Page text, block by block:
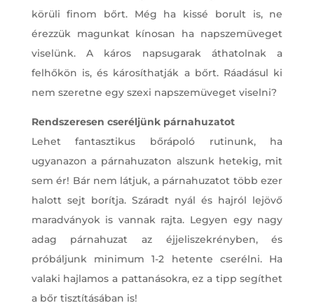
körüli finom bőrt. Még ha kissé borult is, ne
érezzük magunkat kínosan ha napszemüveget
viselünk. A káros napsugarak áthatolnak a
felhőkön is, és károsíthatják a bőrt. Ráadásul ki
nem szeretne egy szexi napszemüveget viselni?
Rendszeresen cseréljünk párnahuzatot
Lehet fantasztikus bőrápoló rutinunk, ha
ugyanazon a párnahuzaton alszunk hetekig, mit
sem ér! Bár nem látjuk, a párnahuzatot több ezer
halott sejt borítja. Száradt nyál és hajról lejövő
maradványok is vannak rajta. Legyen egy nagy
adag párnahuzat az éjjeliszekrényben, és
próbáljunk minimum 1-2 hetente cserélni. Ha
valaki hajlamos a pattanásokra, ez a tipp segíthet
a bőr tisztításában is!